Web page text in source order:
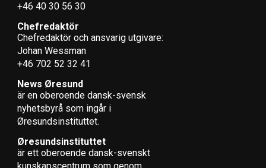
+46 40 30 56 30
Chefredaktör
Chefredaktör och ansvarig utgivare:
Johan Wessman
+46 702 52 32 41
News Øresund
är en oberoende dansk-svensk
nyhets­byrå som ingår i
Øresundsinstituttet.
Øresundsinstituttet
är ett oberoende dansk-svenskt